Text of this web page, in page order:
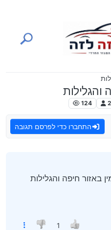
והגלילות
2
124
התחברו כדי לפרסם תגובה
חיפה והגלילות
1